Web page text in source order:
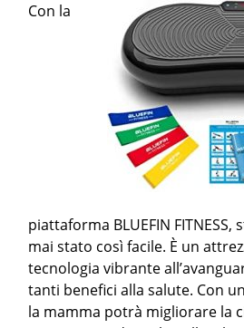
Con la
piattaforma BLUEFIN
mai stato così facile. È un
tecnologia vibrante
tanti benefici alla salute. Con
la mamma potrà migliorare la